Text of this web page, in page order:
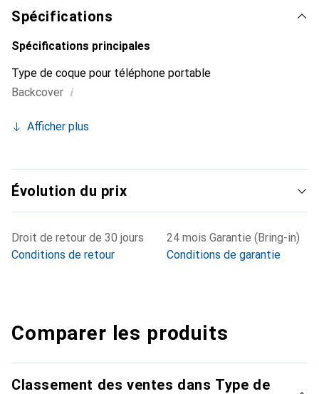
Spécifications
Spécifications principales
Type de coque pour téléphone portable
Backcover i
Afficher plus
Évolution du prix
Droit de retour de 30 jours
Conditions de retour
24 mois Garantie (Bring-in)
Conditions de garantie
Comparer les produits
Classement des ventes dans Type de